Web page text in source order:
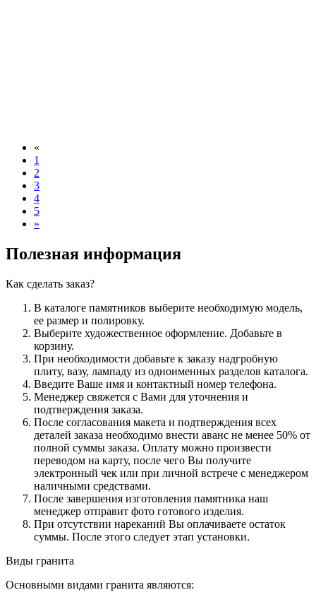
«
1
2
3
4
5
»
Полезная информация
Как сделать заказ?
В каталоге памятников выберите необходимую модель,
ее размер и полировку.
Выберите художественное оформление. Добавьте в
корзину.
При необходимости добавьте к заказу надгробную
плиту, вазу, лампаду из одноименных разделов каталога.
Введите Ваше имя и контактный номер телефона.
Менеджер свяжется с Вами для уточнения и
подтверждения заказа.
После согласования макета и подтверждения всех
деталей заказа необходимо внести аванс не менее 50% от
полной суммы заказа. Оплату можно произвести
переводом на карту, после чего Вы получите
электронный чек или при личной встрече с менеджером
наличными средствами.
После завершения изготовления памятника наш
менеджер отправит фото готового изделия.
При отсутствии нареканий Вы оплачиваете остаток
суммы. После этого следует этап установки.
Виды гранита
Основными видами гранита являются: